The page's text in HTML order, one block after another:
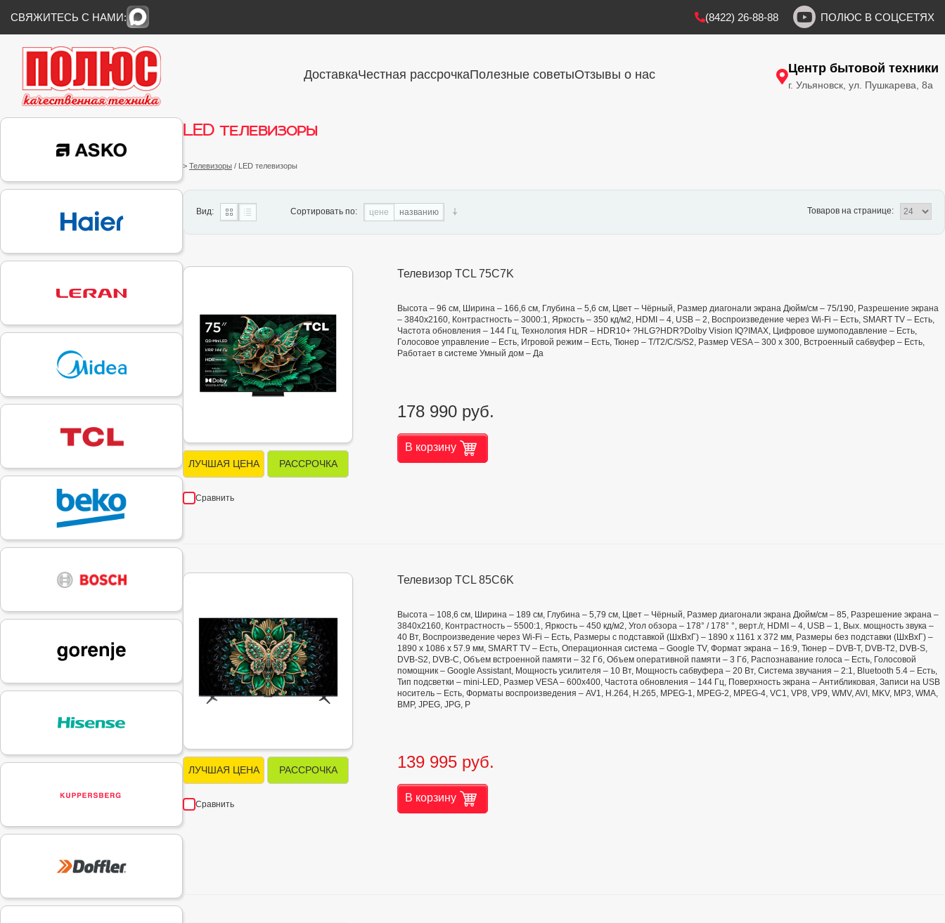
СВЯЖИТЕСЬ С НАМИ: (8422) 26-88-88 ПОЛЮС В СОЦСЕТЯХ
ДоставкаЧестная рассрочкаПолезные советыОтзывы о нас Центр бытовой техники
г. Ульяновск, ул. Пушкарева, 8а
LED телевизоры
> Телевизоры / LED телевизоры
Вид: Сортировать по: цене названию Товаров на странице:
ЛУЧШАЯ ЦЕНА РАССРОЧКА
Сравнить
Телевизор TCL 75C7K
Высота – 96 см, Ширина – 166,6 см, Глубина – 5,6 см, Цвет – Чёрный, Размер диагонали экрана Дюйм/см – 75/190, Разрешение экрана
– 3840x2160, Контрастность – 3000:1, Яркость – 350 кд/м2, HDMI – 4, USB – 2, Воспроизведение через Wi-Fi – Есть, SMART TV – Есть,
Частота обновления – 144 Гц, Технология HDR – HDR10+ ?HLG?HDR?Dolby Vision IQ?IMAX, Цифровое шумоподавление – Есть,
Голосовое управление – Есть, Игровой режим – Есть, Тюнер – T/T2/C/S/S2, Размер VESA – 300 х 300, Встроенный сабвуфер – Есть,
Работает в системе Умный дом – Да
178 990 руб.
В корзину
ЛУЧШАЯ ЦЕНА РАССРОЧКА
Сравнить
Телевизор TCL 85C6K
Высота – 108,6 см, Ширина – 189 см, Глубина – 5,79 см, Цвет – Чёрный, Размер диагонали экрана Дюйм/см – 85, Разрешение экрана –
3840x2160, Контрастность – 5500:1, Яркость – 450 кд/м2, Угол обзора – 178° / 178° °, верт./г, HDMI – 4, USB – 1, Вых. мощность звука –
40 Вт, Воспроизведение через Wi-Fi – Есть, Размеры с подставкой (ШxВxГ) – 1890 x 1161 x 372 мм, Размеры без подставки (ШxВxГ) –
1890 x 1086 x 57.9 мм, SMART TV – Есть, Операционная система – Google TV, Формат экрана – 16:9, Тюнер – DVB-T, DVB-T2, DVB-S,
DVB-S2, DVB-C, Объем встроенной памяти – 32 Гб, Объем оперативной памяти – 3 Гб, Распознавание голоса – Есть, Голосовой
помощник – Google Assistant, Мощность усилителя – 10 Вт, Мощность сабвуфера – 20 Вт, Система звучания – 2:1, Bluetooth 5.4 – Есть,
Тип подсветки – mini-LED, Размер VESA – 600х400, Частота обновления – 144 Гц, Поверхность экрана – Антибликовая, Записи на USB
носитель – Есть, Форматы воспроизведения – AV1, H.264, H.265, MPEG-1, MPEG-2, MPEG-4, VC1, VP8, VP9, WMV, AVI, MKV, MP3, WMA,
BMP, JPEG, JPG, P
139 995 руб.
В корзину